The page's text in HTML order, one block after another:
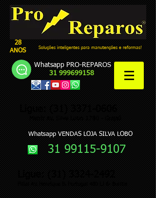
28
ANOS
Soluções inteligentes para manutenções e reformas!
Whatsapp PRO-REPAROS
31 999699158
Whatsapp VENDAS LOJA SILVA LOBO
31 99115-9107